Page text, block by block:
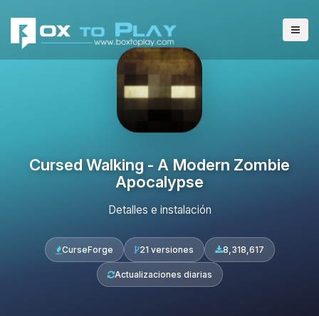
Cursed Walking - A Modern Zombie
Apocalypse
Detalles e instalación
CurseForge 21 versiones 8,318,617
Actualizaciones diarias